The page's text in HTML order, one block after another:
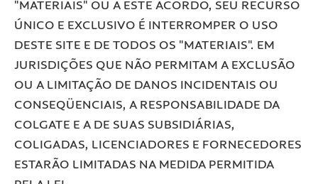
"MATERIAIS" OU A ESTE ACORDO, SEU RECURSO
ÚNICO E EXCLUSIVO É INTERROMPER O USO
DESTE SITE E DE TODOS OS "MATERIAIS". EM
JURISDIÇÕES QUE NÃO PERMITAM A EXCLUSÃO
OU A LIMITAÇÃO DE DANOS INCIDENTAIS OU
CONSEQÜENCIAIS, A RESPONSABILIDADE DA
COLGATE E A DE SUAS SUBSIDIÁRIAS,
COLIGADAS, LICENCIADORES E FORNECEDORES
ESTARÃO LIMITADAS NA MEDIDA PERMITIDA